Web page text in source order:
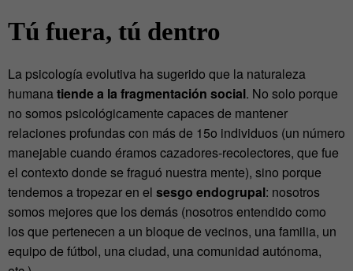
Tú fuera, tú dentro
La psicología evolutiva ha sugerido que la naturaleza
humanatiende a la fragmentación social. No solo porque
no somos psicológicamente capaces de mantener
relaciones profundas con más de 15o individuos (un número
manejable cuando éramos cazadores-recolectores, que fue
el contexto donde se fraguó nuestra mente), sino porque
tendemos a tropezar en el sesgo endogrupal: nosotros
somos mejores que los demás (nosotros entendido como
los que pertenecen a un bloque de vecinos, una familia, un
equipo de fútbol, una ciudad, una comunidad autónoma,